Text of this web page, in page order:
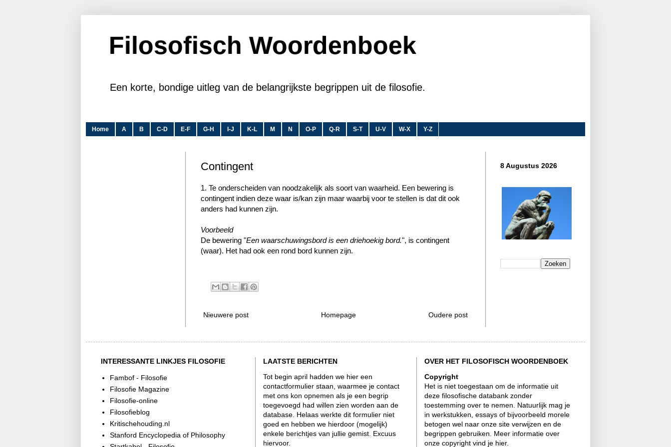
Filosofisch Woordenboek
Een korte, bondige uitleg van de belangrijkste begrippen uit de filosofie.
Home A B C-D E-F G-H I-J K-L M N O-P Q-R S-T U-V W-X Y-Z
Contingent
1. Te onderscheiden van noodzakelijk als soort van waarheid. Een bewering is
contingent indien deze waar is/kan zijn maar waarbij voor te stellen is dat dit ook
anders had kunnen zijn.
Voorbeeld
De bewering "Een waarschuwingsbord is een driehoekig bord.", is contingent
(waar). Het had ook een rond bord kunnen zijn.
Nieuwere post Oudere post
Homepage
8 Augustus 2026
INTERESSANTE LINKJES FILOSOFIE
Fambof - Filosofie
Filosofie Magazine
Filosofie-online
Filosofieblog
Kritischehouding.nl
Stanford Encyclopedia of Philosophy
LAATSTE BERICHTEN
Tot begin april hadden we hier een
contactformulier staan, waarmee je contact
met ons kon opnemen als je een begrip
toegevoegd had willen zien worden aan de
database. Helaas werkte dit formulier niet
goed en hebben we hierdoor (mogelijk)
enkele berichtjes van jullie gemist. Excuus
hiervoor.
OVER HET FILOSOFISCH WOORDENBOEK
Copyright
Het is niet toegestaan om de informatie uit
deze filosofische databank zonder
toestemming over te nemen. Natuurlijk mag je
in werkstukken, essays of bijvoorbeeld morele
betogen wel naar onze site verwijzen en de
begrippen gebruiken. Meer informatie over
onze copyright vind je hier.